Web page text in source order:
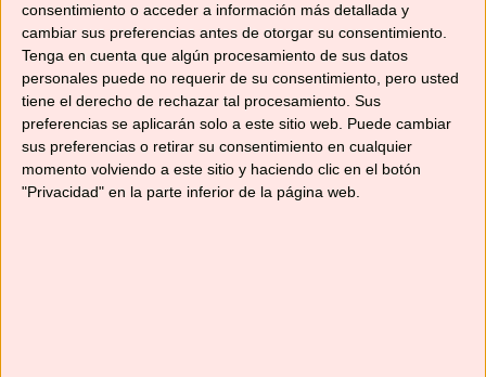
consentimiento o acceder a información más detallada y
cambiar sus preferencias antes de otorgar su consentimiento.
Tenga en cuenta que algún procesamiento de sus datos
personales puede no requerir de su consentimiento, pero usted
tiene el derecho de rechazar tal procesamiento. Sus
preferencias se aplicarán solo a este sitio web. Puede cambiar
sus preferencias o retirar su consentimiento en cualquier
momento volviendo a este sitio y haciendo clic en el botón
"Privacidad" en la parte inferior de la página web.
YouTube